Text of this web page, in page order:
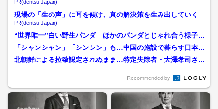
る
PR(dentsu Japan)
現場の「生の声」に耳を傾け、真の解決策を生み出していく
PR(dentsu Japan)
“世界唯一”白い野生パンダ ほかのパンダとじゃれ合う様子
も 2019年に初めて確...
「シャンシャン」「シンシン」も…中国の施設で暮らす日本に
いたパンダたち 「シャオ...
北朝鮮による拉致認定されぬまま…特定失踪者・大澤孝司さん
Recommended by